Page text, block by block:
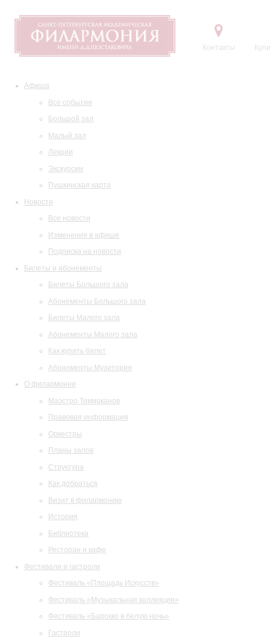
Контакты
Афиша
Все события
Большой зал
Малый зал
Лекции
Экскурсии
Пушкинская карта
Новости
Все новости
Изменения в афише
Подписка на новости
Билеты и абонементы
Билеты Большого зала
Абонементы Большого зала
Билеты Малого зала
Абонементы Малого зала
Как купить билет
Абонементы Музитория
О филармонии
Маэстро Темирканов
Правовая информация
Оркестры
Планы залов
Структура
Как добраться
Визит в филармонию
История
Библиотека
Ресторан и кафе
Фестивали и гастроли
Фестиваль «Площадь Искусств»
Фестиваль «Музыкальная коллекция»
Фестиваль «Барокко в белую ночь»
Гастроли